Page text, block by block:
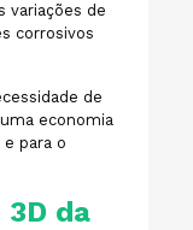
variações de
corrosivos
de
economia
para o
3D da